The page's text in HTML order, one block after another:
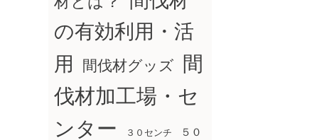
の有効利用・活
用
間伐材グッズ
間
伐材加工場・セ
ンター
３０センチ ５０